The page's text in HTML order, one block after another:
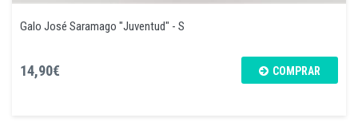
Galo José Saramago "Juventud" - S
14,90€ COMPRAR